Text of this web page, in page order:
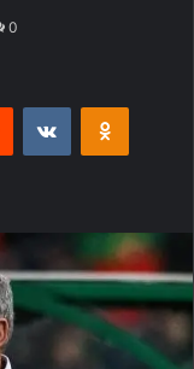
0
Reddit VK OK